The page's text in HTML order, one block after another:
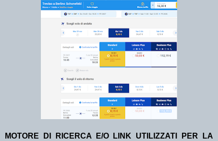
MOTORE DI RICERCA E/O LINK UTILIZZATI PER LA